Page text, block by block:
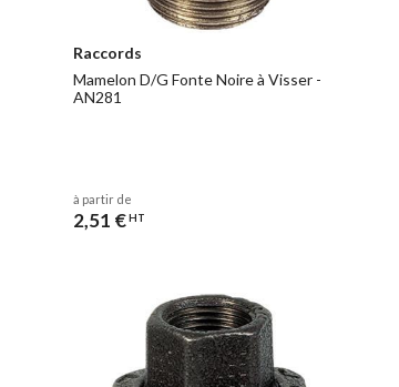
Raccords
Mamelon D/G Fonte Noire à Visser -
AN281
à partir de
2,51 €HT